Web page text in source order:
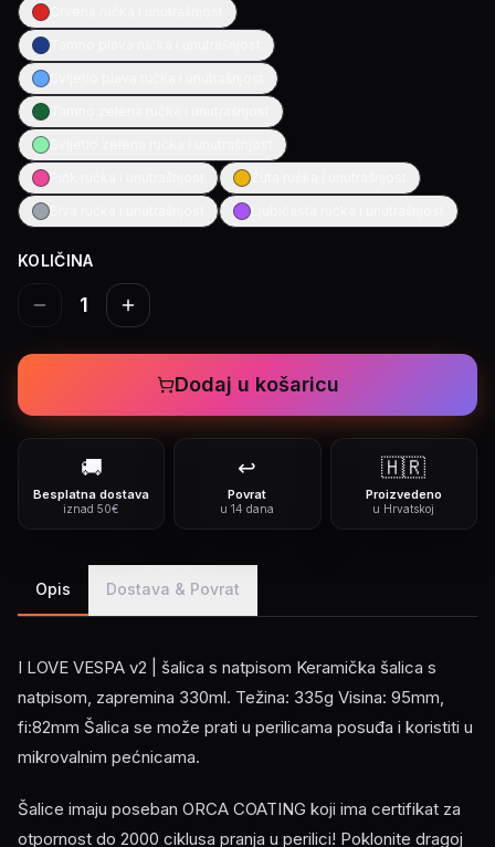
KOLIČINA
1
Dodaj u košaricu
🚚
Besplatna dostava
iznad 50€
↩️
Povrat
u 14 dana
🇭🇷
Proizvedeno
u Hrvatskoj
Opis Dostava & Povrat
I LOVE VESPA v2 | šalica s natpisom Keramička šalica s
natpisom, zapremina 330ml. Težina: 335g Visina: 95mm,
fi:82mm Šalica se može prati u perilicama posuđa i koristiti u
mikrovalnim pećnicama.
Šalice imaju poseban ORCA COATING koji ima certifikat za
otpornost do 2000 ciklusa pranja u perilici! Poklonite dragoj